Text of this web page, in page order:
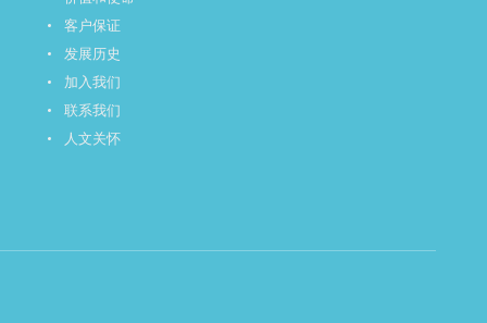
客户保证
发展历史
加入我们
联系我们
人文关怀